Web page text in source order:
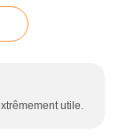
utile.